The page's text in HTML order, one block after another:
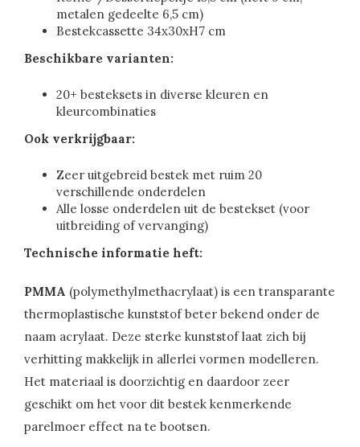
metalen gedeelte 6,5 cm)
Bestekcassette 34x30xH7 cm
Beschikbare varianten:
20+ besteksets in diverse kleuren en
kleurcombinaties
Ook verkrijgbaar:
Zeer uitgebreid bestek met ruim 20
verschillende onderdelen
Alle losse onderdelen uit de bestekset (voor
uitbreiding of vervanging)
Technische informatie heft:
PMMA (polymethylmethacrylaat) is een transparante
thermoplastische kunststof beter bekend onder de
naam acrylaat. Deze sterke kunststof laat zich bij
verhitting makkelijk in allerlei vormen modelleren.
Het materiaal is doorzichtig en daardoor zeer
geschikt om het voor dit bestek kenmerkende
parelmoer effect na te bootsen.